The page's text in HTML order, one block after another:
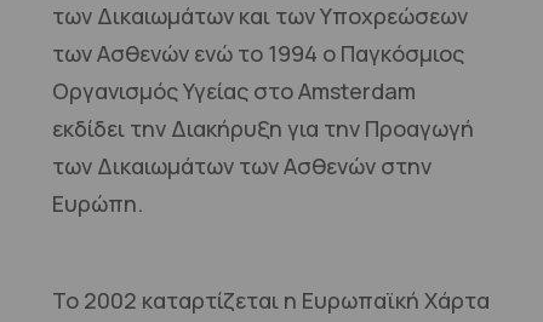
των Δικαιωμάτων και των Υποχρεώσεων
των Ασθενών ενώ το 1994 ο Παγκόσμιος
Οργανισμός Υγείας στο Amsterdam
εκδίδει την Διακήρυξη για την Προαγωγή
των Δικαιωμάτων των Ασθενών στην
Ευρώπη.
Το 2002 καταρτίζεται η Ευρωπαϊκή Χάρτα